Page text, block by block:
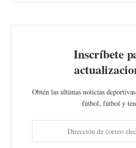
Inscríbete
Obtén las últimas noticias
fútbol, fútbol y